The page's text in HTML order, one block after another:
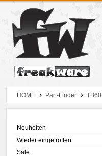
Zum Hauptmenue
Zum Seiteninhalt
Zum Warenkob
HOME Part-Finder TB60
Neuheiten
Wieder eingetroffen
Sale